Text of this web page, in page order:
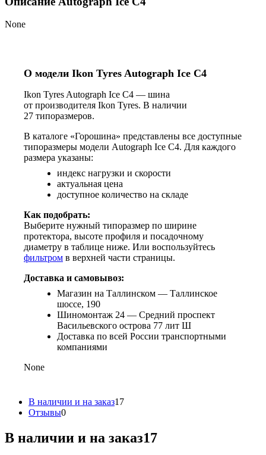
None
О модели Ikon Tyres Autograph Ice C4
Ikon Tyres Autograph Ice C4 — шина
от производителя Ikon Tyres. В наличии
27 типоразмеров.
В каталоге «Горошина» представлены все доступные
типоразмеры модели Autograph Ice C4. Для каждого
размера указаны:
индекс нагрузки и скорости
актуальная цена
доступное количество на складе
Как подобрать:
Выберите нужный типоразмер по ширине
протектора, высоте профиля и посадочному
диаметру в таблице ниже. Или воспользуйтесь
фильтром в верхней части страницы.
Доставка и самовывоз:
Магазин на Таллинском — Таллинское
шоссе, 190
Шиномонтаж 24 — Средний проспект
Васильевского острова 77 лит Ш
Доставка по всей России транспортными
компаниями
None
В наличии и на заказ17
Отзывы0
В наличии и на заказ17